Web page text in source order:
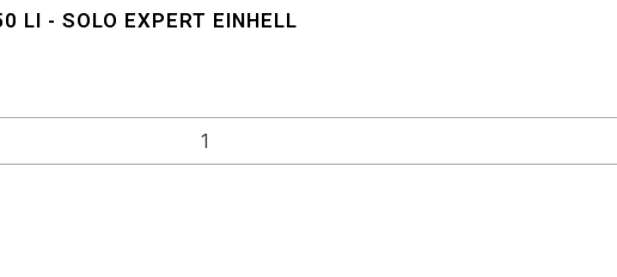
LI - SOLO EXPERT EINHELL